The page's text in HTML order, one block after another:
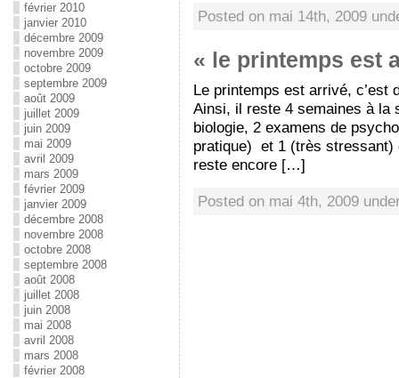
Posted on mai 14th, 2009
« le printemps est
Le printemps est arrivé, c’est
Ainsi, il reste 4 semaines à la
biologie, 2 examens de
pratique) et 1 (très stressant)
reste encore […]
Posted on mai 4th, 2009
février 2010
janvier 2010
décembre 2009
novembre 2009
octobre 2009
septembre 2009
août 2009
juillet 2009
juin 2009
mai 2009
avril 2009
mars 2009
février 2009
janvier 2009
décembre 2008
novembre 2008
octobre 2008
septembre 2008
août 2008
juillet 2008
juin 2008
mai 2008
avril 2008
mars 2008
février 2008